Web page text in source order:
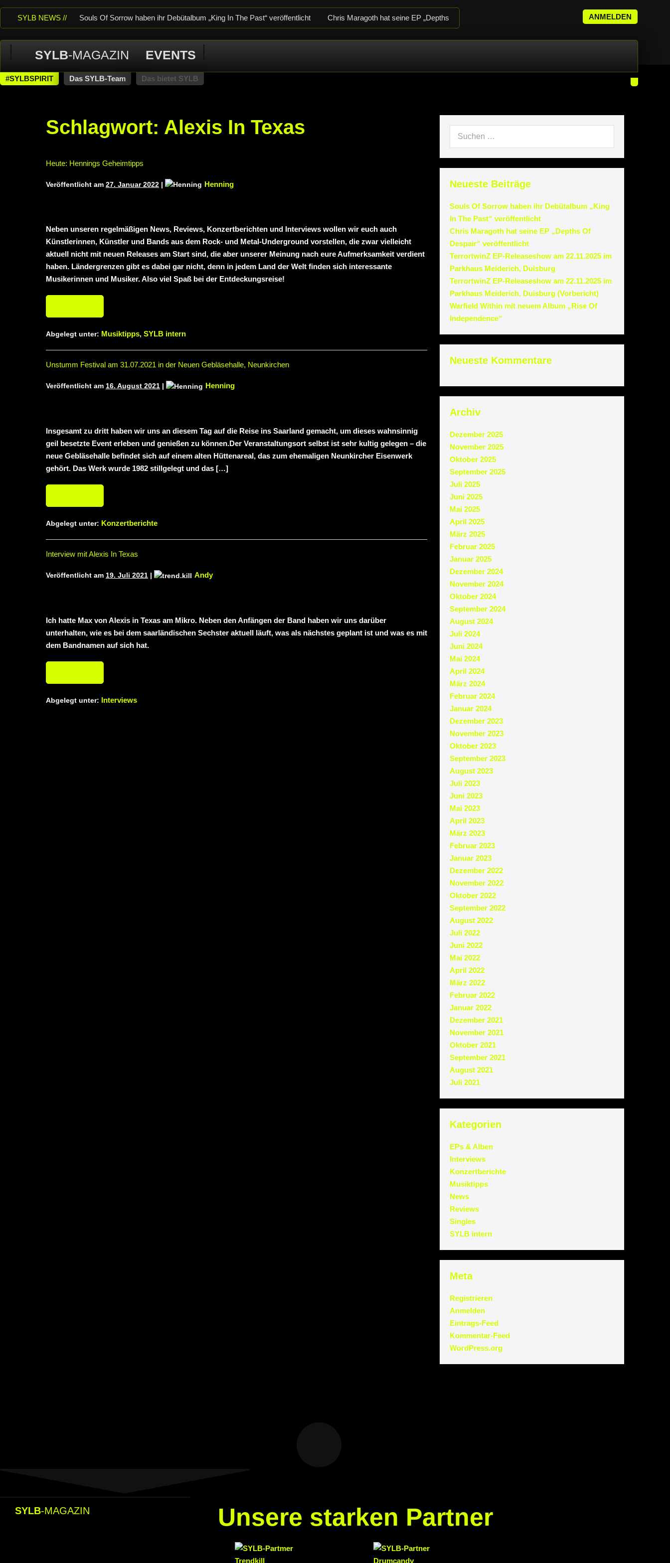
SYLB NEWS // Souls Of Sorrow haben ihr Debütalbum „King In The Past“ veröffentlicht Chris Maragoth hat seine EP „Depths
TerrortwinZ EP-Releaseshow am 22.11.2025 im Parkhaus Meiderich, Duisburg (Vorbericht)
neuem Album „Rise Of Independence“
ANMELDEN
SYLB-MAGAZIN EVENTS
#SYLBSPIRIT Das SYLB-Team Das bietet SYLB
Schlagwort: Alexis In Texas
Heute: Hennings Geheimtipps
Veröffentlicht am 27. Januar 2022 | Henning
Neben unseren regelmäßigen News, Reviews, Konzertberichten und Interviews wollen wir euch auch
Künstlerinnen, Künstler und Bands aus dem Rock- und Metal-Underground vorstellen, die zwar vielleicht
aktuell nicht mit neuen Releases am Start sind, die aber unserer Meinung nach eure Aufmerksamkeit verdient
haben. Ländergrenzen gibt es dabei gar nicht, denn in jedem Land der Welt finden sich interessante
Musikerinnen und Musiker. Also viel Spaß bei der Entdeckungsreise!
Abgelegt unter: Musiktipps, SYLB intern
Unstumm Festival am 31.07.2021 in der Neuen Gebläsehalle, Neunkirchen
Veröffentlicht am 16. August 2021 | Henning
Insgesamt zu dritt haben wir uns an diesem Tag auf die Reise ins Saarland gemacht, um dieses wahnsinnig
geil besetzte Event erleben und genießen zu können.Der Veranstaltungsort selbst ist sehr kultig gelegen – die
neue Gebläsehalle befindet sich auf einem alten Hüttenareal, das zum ehemaligen Neunkircher Eisenwerk
gehört. Das Werk wurde 1982 stillgelegt und das […]
Abgelegt unter: Konzertberichte
Interview mit Alexis In Texas
Veröffentlicht am 19. Juli 2021 | Andy
Ich hatte Max von Alexis in Texas am Mikro. Neben den Anfängen der Band haben wir uns darüber
unterhalten, wie es bei dem saarländischen Sechster aktuell läuft, was als nächstes geplant ist und was es mit
dem Bandnamen auf sich hat.
Abgelegt unter: Interviews
Neueste Beiträge
Souls Of Sorrow haben ihr Debütalbum „King
In The Past“ veröffentlicht
Chris Maragoth hat seine EP „Depths Of
Despair“ veröffentlicht
TerrortwinZ EP-Releaseshow am 22.11.2025 im
Parkhaus Meiderich, Duisburg
TerrortwinZ EP-Releaseshow am 22.11.2025 im
Parkhaus Meiderich, Duisburg (Vorbericht)
Warfield Within mit neuem Album „Rise Of
Independence“
Neueste Kommentare
Archiv
Dezember 2025
November 2025
Oktober 2025
September 2025
Juli 2025
Juni 2025
Mai 2025
April 2025
März 2025
Februar 2025
Januar 2025
Dezember 2024
November 2024
Oktober 2024
September 2024
August 2024
Juli 2024
Juni 2024
Mai 2024
April 2024
März 2024
Februar 2024
Januar 2024
Dezember 2023
November 2023
Oktober 2023
September 2023
August 2023
Juli 2023
Juni 2023
Mai 2023
April 2023
März 2023
Februar 2023
Januar 2023
Dezember 2022
November 2022
Oktober 2022
September 2022
August 2022
Juli 2022
Juni 2022
Mai 2022
April 2022
März 2022
Februar 2022
Januar 2022
Dezember 2021
November 2021
Oktober 2021
September 2021
August 2021
Juli 2021
Kategorien
EPs & Alben
Interviews
Konzertberichte
Musiktipps
News
Reviews
Singles
SYLB intern
Meta
Registrieren
Anmelden
Eintrags-Feed
Kommentar-Feed
WordPress.org
SYLB-MAGAZIN Unsere starken Partner